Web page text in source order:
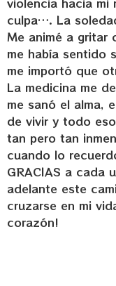
culpa…. La
Me animé a gritar
me había sentido
me importó que
La medicina me
me sanó el alma,
de vivir y todo
tan pero tan
cuando lo
GRACIAS a cada
adelante este
cruzarse en mi
corazón!